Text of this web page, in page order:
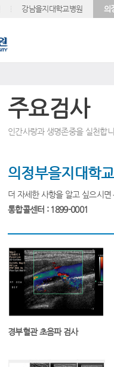
강남을지대학교병원 의
주요검사
인간사랑과 생명존중을 실천합
의정부을지대학
더 자세한 사항을 알고 싶으시
통합콜센터 : 1899-0001
경부혈관 초음파 검사